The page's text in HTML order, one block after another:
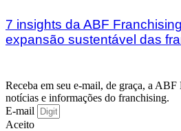
7 insights da ABF
expansão sustentável das
Receba em seu e-mail, de graça, a
notícias e informações do franchising.
E-mail
Aceito